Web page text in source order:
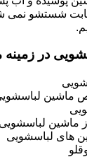
بابت شستشو نمی
در
ماشین
ماشین
های لباسشویی